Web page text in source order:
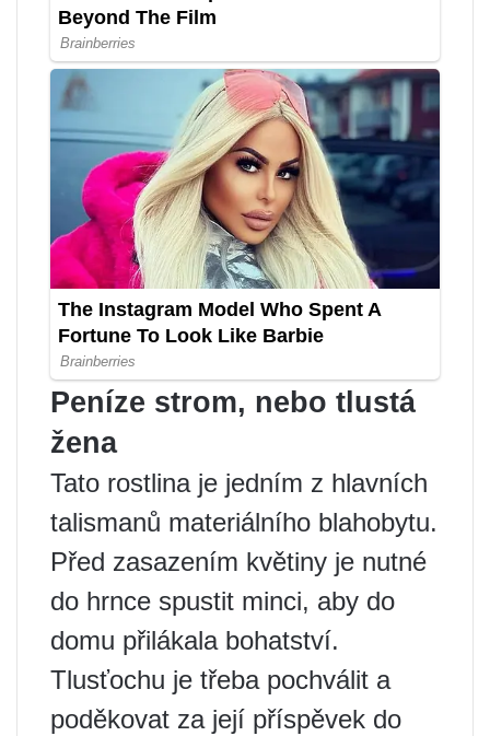
Peníze strom, nebo tlustá
žena
Tato rostlina je jedním z hlavních
talismanů materiálního blahobytu.
Před zasazením květiny je nutné
do hrnce spustit minci, aby do
domu přilákala bohatství.
Tlusťochu je třeba pochválit a
poděkovat za její příspěvek do